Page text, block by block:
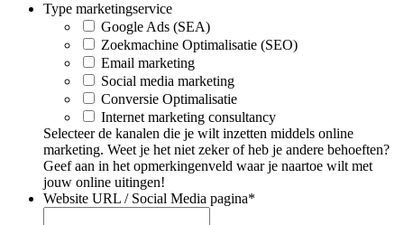
Type marketingservice
Google Ads (SEA)
Zoekmachine Optimalisatie (SEO)
Email marketing
Social media marketing
Conversie Optimalisatie
Internet marketing consultancy
Selecteer de kanalen die je wilt inzetten middels online
marketing. Weet je het niet zeker of heb je andere behoeften?
Geef aan in het opmerkingenveld waar je naartoe wilt met
jouw online uitingen!
Website URL / Social Media pagina*